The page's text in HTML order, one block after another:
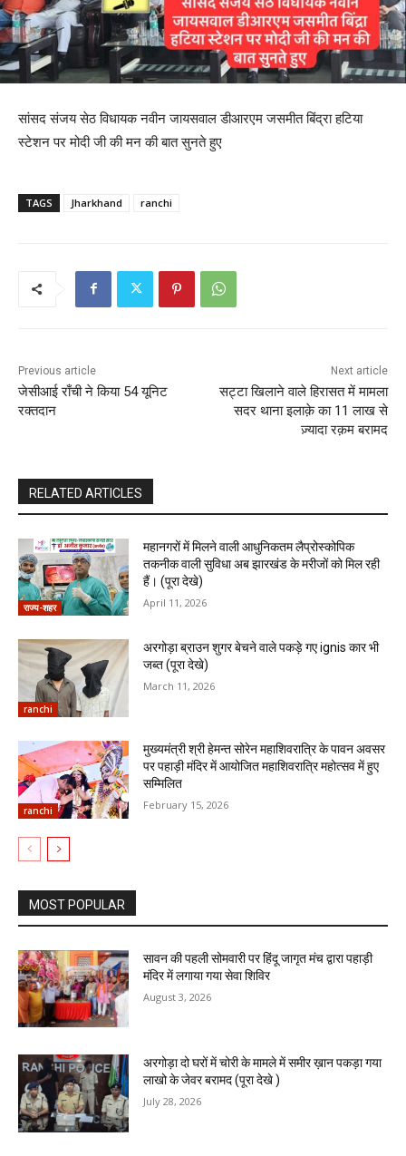
सांसद संजय सेठ विधायक नवीन जायसवाल डीआरएम जसमीत बिंद्रा हटिया
स्टेशन पर मोदी जी की मन की बात सुनते हुए
TAGS Jharkhand ranchi
Previous article
जेसीआई राँची ने किया 54 यूनिट
रक्तदान
Next article
सट्टा खिलाने वाले हिरासत में मामला
सदर थाना इलाक़े का 11 लाख से
ज़्यादा रक़म बरामद
RELATED ARTICLES
राज्य-शहर
महानगरों में मिलने वाली आधुनिकतम लैप्रोस्कोपिक
तकनीक वाली सुविधा अब झारखंड के मरीजों को मिल रही
हैं। (पूरा देखे)
April 11, 2026
ranchi
अरगोड़ा ब्राउन शुगर बेचने वाले पकड़े गए ignis कार भी
जब्त (पूरा देखे)
March 11, 2026
ranchi
मुख्यमंत्री श्री हेमन्त सोरेन महाशिवरात्रि के पावन अवसर
पर पहाड़ी मंदिर में आयोजित महाशिवरात्रि महोत्सव में हुए
सम्मिलित
February 15, 2026
MOST POPULAR
सावन की पहली सोमवारी पर हिंदू जागृत मंच द्वारा पहाड़ी
मंदिर में लगाया गया सेवा शिविर
August 3, 2026
अरगोड़ा दो घरों में चोरी के मामले में समीर ख़ान पकड़ा गया
लाखो के जेवर बरामद (पूरा देखे )
July 28, 2026